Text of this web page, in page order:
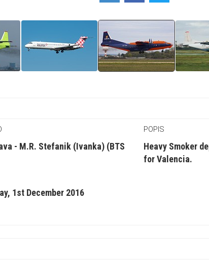
- M.R. Stefanik (Ivanka) (BTS
1st December 2016
POPIS
Heavy Smoker
for Valencia.